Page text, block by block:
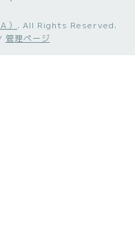
） . All Rights Reserved.
管理ページ